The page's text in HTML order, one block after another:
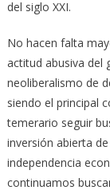
del siglo XXI.
No hacen falta
actitud abusiva del
neoliberalismo de
siendo el principal
temerario seguir
inversión abierta
independencia
continuamos